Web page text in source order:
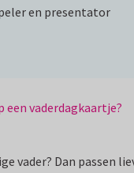
en presentator
een vaderdagkaartje?
vader? Dan passen